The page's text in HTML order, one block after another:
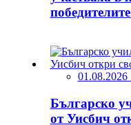
01.08.2026
Българско
от Уисбич